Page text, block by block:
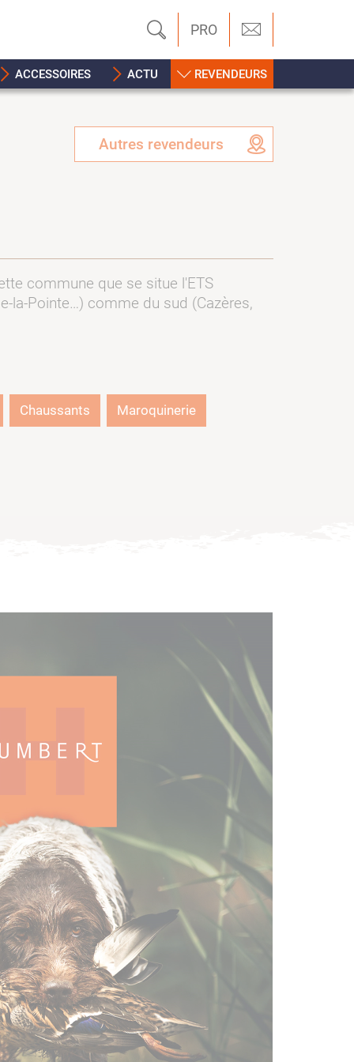
PRO
ACCESSOIRES ACTU REVENDEURS
Autres revendeurs
commune que se situe l'ETS
la-Pointe…) comme du sud (Cazères,
Chaussants Maroquinerie